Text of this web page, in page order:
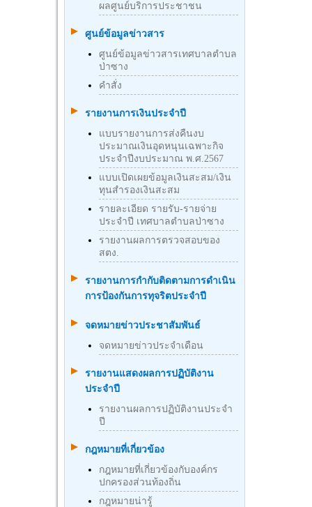
ผลศูนย์บริการประชาชน
ศูนย์ข้อมูลข่าวสาร
ศูนย์ข้อมูลข่าวสารเทศบาลตำบล
ป่าซาง
คำสั่ง
รายงานการเงินประจำปี
แบบรายงานการส่งคืนงบ
ประมาณเงินอุดหนุนเฉพาะกิจ
ประจำปีงบประมาณ พ.ศ.2567
แบบเปิดเผยข้อมูลเงินสะสม/เงิน
ทุนสำรองเงินสะสม
รายละเอียด รายรับ-รายจ่าย
ประจำปี เทศบาลตำบลป่าซาง
รายงานผลการตรวจสอบของ
สตง.
รายงานการกำกับติดตามการดำเนิน
การป้องกันการทุจริตประจำปี
จดหมายข่าวประชาสัมพันธ์
จดหมายข่าวประจำเดือน
รายงานแสดงผลการปฏิบัติงาน
ประจำปี
รายงานผลการปฏิบัติงานประจำ
ปี
กฎหมายที่เกี่ยวข้อง
กฎหมายที่เกี่ยวข้องกับองค์กร
ปกครองส่วนท้องถิ่น
กฎหมายน่ารู้